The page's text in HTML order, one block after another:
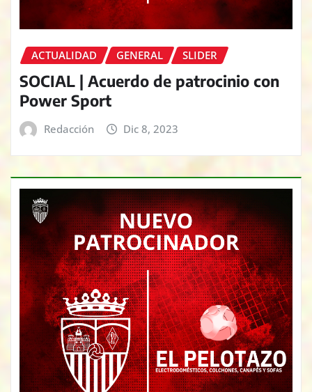
ACTUALIDAD GENERAL SLIDER
SOCIAL | Acuerdo de patrocinio con
Power Sport
Redacción Dic 8, 2023